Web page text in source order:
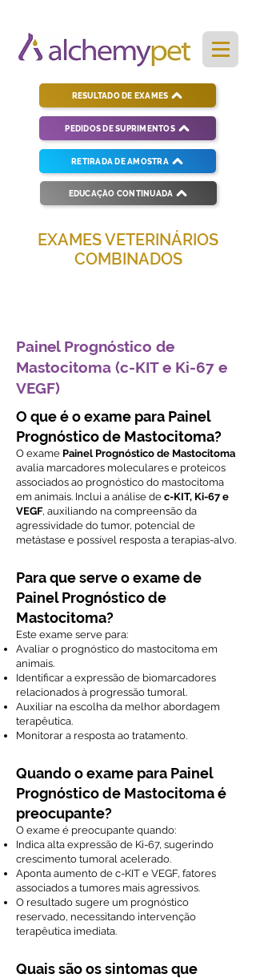
PEDIDOS DE SUPRIMENTOS
RESULTADO DE EXAMES
RETIRADA DE AMOSTRA
EDUCAÇÃO CONTINUADA
EXAMES VETERINÁRIOS
COMBINADOS
Painel Prognóstico de
Mastocitoma (c-KIT e Ki-67 e
VEGF)
O que é o exame para Painel
Prognóstico de Mastocitoma?
O exame Painel Prognóstico de Mastocitoma
avalia marcadores moleculares e proteicos
associados ao prognóstico do mastocitoma
em animais. Inclui a análise de c-KIT, Ki-67 e
VEGF, auxiliando na compreensão da
agressividade do tumor, potencial de
metástase e possível resposta a terapias-alvo.
Para que serve o exame de
Painel Prognóstico de
Mastocitoma?
Este exame serve para:
Avaliar o prognóstico do mastocitoma em
animais.
Identificar a expressão de biomarcadores
relacionados à progressão tumoral.
Auxiliar na escolha da melhor abordagem
terapêutica.
Monitorar a resposta ao tratamento.
Quando o exame para Painel
Prognóstico de Mastocitoma é
preocupante?
O exame é preocupante quando:
Indica alta expressão de Ki-67, sugerindo
crescimento tumoral acelerado.
Aponta aumento de c-KIT e VEGF, fatores
associados a tumores mais agressivos.
O resultado sugere um prognóstico
reservado, necessitando intervenção
terapêutica imediata.
Quais são os sintomas que